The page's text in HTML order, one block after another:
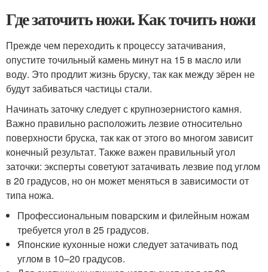
Где заточить ножи. Как точить ножи
Прежде чем переходить к процессу затачивания,
опустите точильный камень минут на 15 в масло или
воду. Это продлит жизнь бруску, так как между зёрен не
будут забиваться частицы стали.
Начинать заточку следует с крупнозернистого камня.
Важно правильно расположить лезвие относительно
поверхности бруска, так как от этого во многом зависит
конечный результат. Также важен правильный угол
заточки: эксперты советуют затачивать лезвие под углом
в 20 градусов, но он может меняться в зависимости от
типа ножа.
Профессиональным поварским и филейным ножам
требуется угол в 25 градусов.
Японские кухонные ножи следует затачивать под
углом в 10–20 градусов.